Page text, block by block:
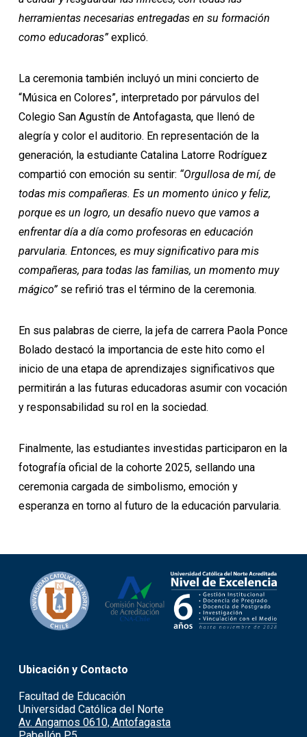
herramientas necesarias entregadas en su formación
como educadoras”explicó.
La ceremonia también incluyó un mini concierto de
“Música en Colores”, interpretado por párvulos del
Colegio San Agustín de Antofagasta, que llenó de
alegría y color el auditorio. En representación de la
generación, la estudiante Catalina Latorre Rodríguez
compartió con emoción su sentir: “Orgullosa de mí, de
todas mis compañeras. Es un momento único y feliz,
porque es un logro, un desafío nuevo que vamos a
enfrentar día a día como profesoras en educación
parvularia. Entonces, es muy significativo para mis
compañeras, para todas las familias, un momento muy
mágico” se refirió tras el término de la ceremonia.
En sus palabras de cierre, la jefa de carrera Paola Ponce
Bolado destacó la importancia de este hito como el
inicio de una etapa de aprendizajes significativos que
permitirán a las futuras educadoras asumir con vocación
y responsabilidad su rol en la sociedad.
Finalmente, las estudiantes investidas participaron en la
fotografía oficial de la cohorte 2025, sellando una
ceremonia cargada de simbolismo, emoción y
esperanza en torno al futuro de la educación parvularia.
Ubicación y Contacto
Facultad de Educación
Universidad Católica del Norte
Av. Angamos 0610, Antofagasta